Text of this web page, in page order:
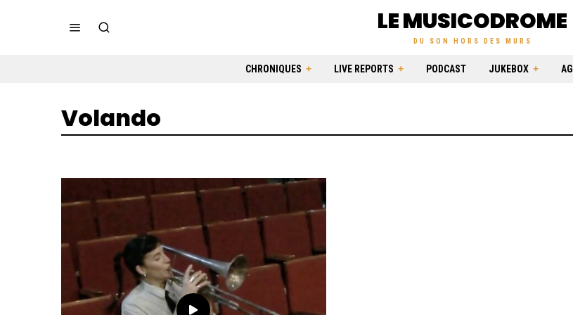
LE MUSICODROME
DU SON HORS DES MURS
CHRONIQUES LIVE REPORTS PODCAST JUKEBOX
Volando